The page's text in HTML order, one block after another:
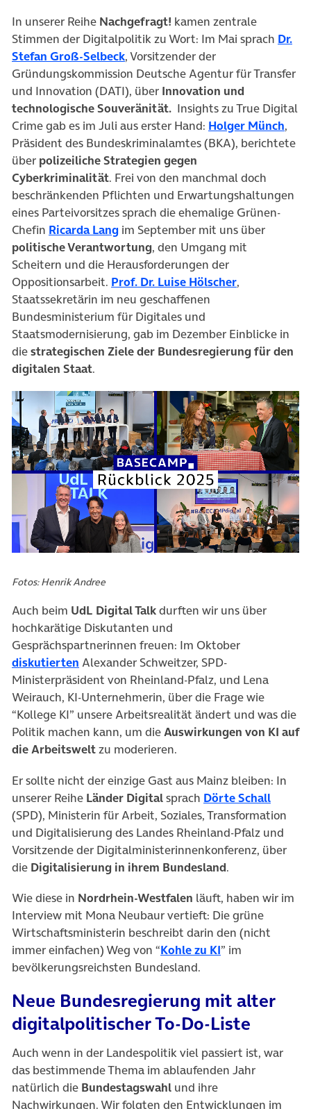
In unserer Reihe Nachgefragt! kamen zentrale
Stimmen der Digitalpolitik zu Wort: Im Mai sprach Dr.
Stefan Groß-Selbeck(öffnet in neuem Tab)
, Vorsitzender der
Gründungskommission Deutsche Agentur für Transfer
und Innovation (DATI), über Innovation und
technologische Souveränität. Insights zu True Digital
Crime gab es im Juli aus erster Hand: Holger Münch,
Präsident des Bundeskriminalamtes (BKA), berichtete
über polizeiliche Strategien gegen
Cyberkriminalität. Frei von den manchmal doch
beschränkenden Pflichten und Erwartungshaltungen
eines Parteivorsitzes sprach die ehemalige Grünen-
Chefin Ricarda Lang(öffnet in neuem Tab)
im September mit uns über
politische Verantwortung, den Umgang mit
Scheitern und die Herausforderungen der
Oppositionsarbeit. Prof. Dr. Luise Hölscher(öffnet in
,
Staatssekretärin im neu geschaffenen
Bundesministerium für Digitales und
Staatsmodernisierung, gab im Dezember Einblicke in
diestrategischen Ziele der Bundesregierung für den
digitalen Staat.
Fotos: Henrik Andree
Auch beim UdL Digital Talkdurften wir uns über
hochkarätige Diskutanten und
Gesprächspartnerinnen freuen: Im Oktober
diskutierten (öffnet in neuem Tab)
Alexander Schweitzer, SPD-
Ministerpräsident von Rheinland-Pfalz, und Lena
Weirauch, KI-Unternehmerin, über die Frage wie
“Kollege KI” unsere Arbeitsrealität ändert und was die
Politik machen kann, um dieAuswirkungen von KI auf
die Arbeitsweltzu moderieren.
Er sollte nicht der einzige Gast aus Mainz bleiben: In
unserer Reihe Länder Digitalsprach Dörte Schall(öffnet
(SPD), Ministerin für Arbeit, Soziales, Transformation
und Digitalisierung des Landes Rheinland-Pfalz und
Vorsitzende der Digitalministerinnenkonferenz, über
die Digitalisierung in ihrem Bundesland.
Wie diese in Nordrhein-Westfalen läuft, haben wir im
Interview mit Mona Neubaur vertieft: Die grüne
Wirtschaftsministerin beschreibt darin den (nicht
immer einfachen) Weg von “Kohle zu KI(öffnet in
” im
bevölkerungsreichsten Bundesland.
Neue Bundesregierung mit alter
digitalpolitischer To-Do-Liste
Auch wenn in der Landespolitik viel passiert ist, war
das bestimmende Thema im ablaufenden Jahr
natürlich die Bundestagswahl und ihre
Nachwirkungen. Wir folgten den Entwicklungen im